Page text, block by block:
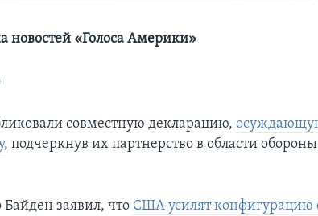
новостей «Голоса Америки»
совместную декларацию,
, подчеркнув их партнерство в области
заявил, что США усилят конфигурацию